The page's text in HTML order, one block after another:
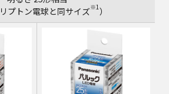
リプトン電球と同サイズ※1）